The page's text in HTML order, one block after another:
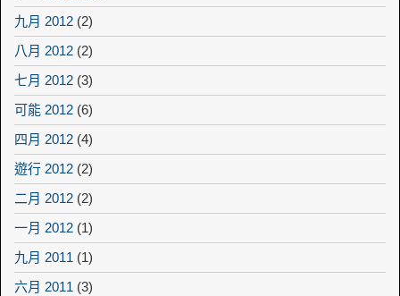
九月 2012 (2)
八月 2012 (2)
七月 2012 (3)
可能 2012 (6)
四月 2012 (4)
遊行 2012 (2)
二月 2012 (2)
一月 2012 (1)
九月 2011 (1)
六月 2011 (3)